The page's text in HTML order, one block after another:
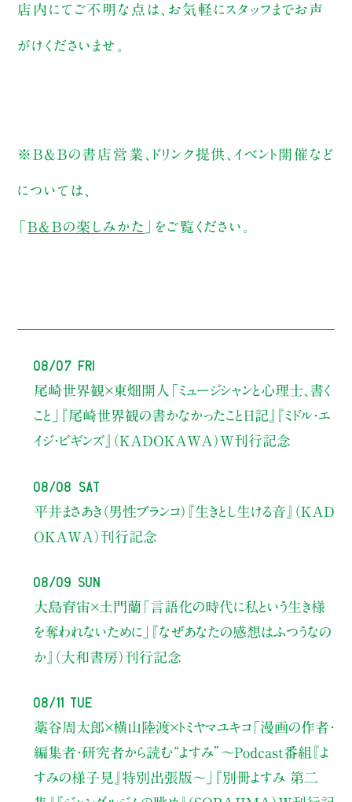
店内にてご不明な点は、お気軽にスタッフまでお声
がけくださいませ。
※B&Bの書店営業、ドリンク提供、イベント開催など
については、
「B&Bの楽しみかた 」をご覧ください。
08/07 Fri
尾崎世界観×東畑開人
「ミュージシャンと心理士、書く
こと」
『尾崎世界観の書かなかったこと日記』『ミドル・エ
イジ・ビギンズ』（KADOKAWA）W刊行記念
08/08 Sat
平井まさあき（男性ブランコ） 『生きとし生ける音』（KAD
OKAWA）刊行記念
08/09 Sun
大島育宙×土門蘭 「言語化の時代に私という生き様
を奪われないために」
『なぜあなたの感想はふつうなの
か』（大和書房）刊行記念
08/11 Tue
藁谷周太郎×横山陸渡×トミヤマユキコ「漫画の作者・
編集者・研究者から読む“よすみ” 〜Podcast番組『よ
すみの様子見』特別出張版〜」
『別冊よすみ 第二